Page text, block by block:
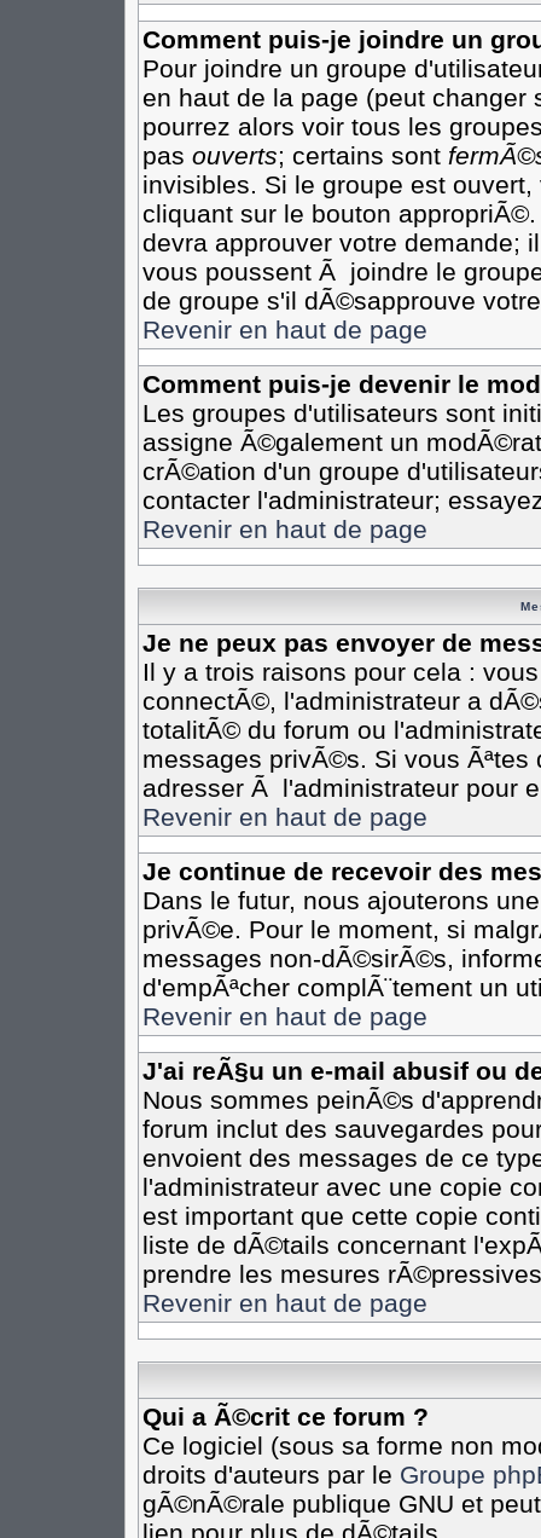
Comment puis-je joindre un
Pour joindre un groupe
en haut de la page (peut changer
pourrez alors voir tous les
pas ouverts; certains sont
invisibles. Si le groupe est
cliquant sur le bouton
devra approuver votre demande;
vous poussent Ã joindre le
de groupe s'il dÃ©sapprouve
Revenir en haut de page
Comment puis-je devenir le
Les groupes d'utilisateurs sont
assigne Ã©galement un
crÃ©ation d'un groupe
contacter l'administrateur;
Revenir en haut de page
Je ne peux pas envoyer de
Il y a trois raisons pour cela :
connectÃ©, l'administrateur a
totalitÃ© du forum ou
messages privÃ©s. Si vous
adresser Ã l'administrateur pour
Revenir en haut de page
Je continue de recevoir des
Dans le futur, nous ajouterons
privÃ©e. Pour le moment, si
messages non-dÃ©sirÃ©s,
d'empÃªcher complÃ¨tement un
Revenir en haut de page
J'ai reÃ§u un e-mail abusif ou
Nous sommes peinÃ©s
forum inclut des sauvegardes
envoient des messages de ce
l'administrateur avec une copie
est important que cette copie
liste de dÃ©tails concernant
prendre les mesures
Revenir en haut de page
Qui a Ã©crit ce forum ?
Ce logiciel (sous sa forme non
droits d'auteurs par le Groupe
gÃ©nÃ©rale publique GNU et